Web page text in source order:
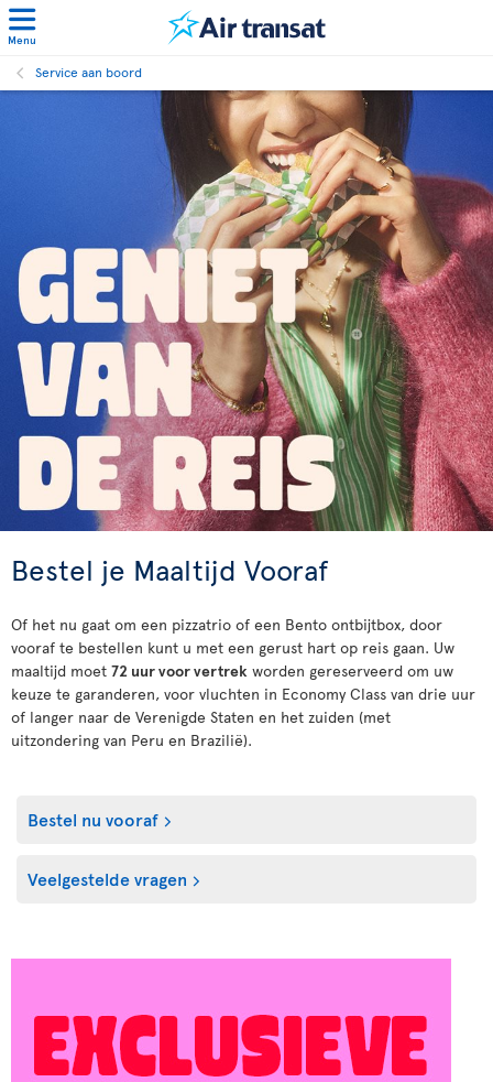
Menu
Service aan boord
Bestel je Maaltijd Vooraf
Of het nu gaat om een pizzatrio of een Bento ontbijtbox, door
vooraf te bestellen kunt u met een gerust hart op reis gaan. Uw
maaltijd moet 72 uur voor vertrek worden gereserveerd om uw
keuze te garanderen, voor vluchten in Economy Class van drie uur
of langer naar de Verenigde Staten en het zuiden (met
uitzondering van Peru en Brazilië).
Bestel nu vooraf
Veelgestelde vragen